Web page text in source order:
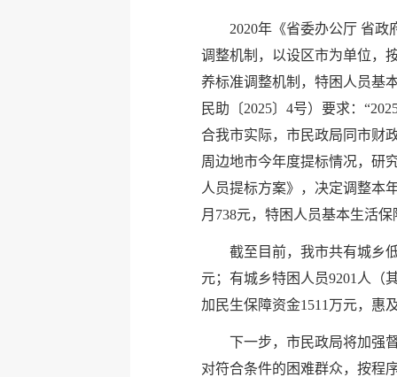
2020年《省委办公厅 省
调整机制，以设区市为单位，
养标准调整机制，特困人员基
民助〔2025〕4号）要求：
合我市实际，市民政局同市财
周边地市今年度提标情况，研
人员提标方案》，决定调整本
月738元，特困人员基本生活
截至目前，我市共有城乡
元；有城乡特困人员9201人（
加民生保障资金1511万元，惠
下一步，市民政局将加强
对符合条件的困难群众，按程